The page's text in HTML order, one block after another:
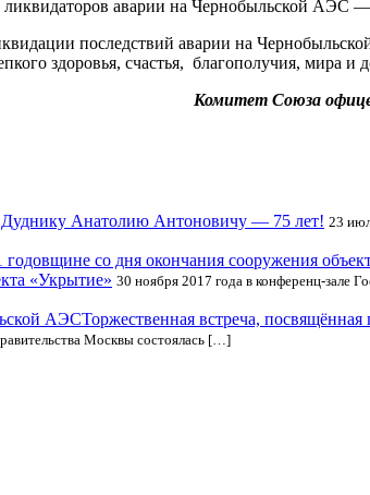
аварии на Чернобыльской АЭС
последствий аварии на
здоровья, счастья, благополучия, мира и
Комитет Союза
Дуднику Анатолию Антоновичу — 75 лет! 23
«Укрытие» 30 ноября 2017 года в конференц-зале
Торжественная встреча,
Москвы состоялась […]